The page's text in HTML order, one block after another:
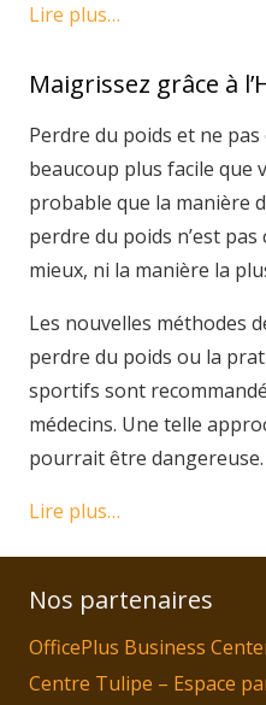
Lire plus…
Maigrissez grâce à
Perdre du poids et ne
beaucoup plus facile que
probable que la manière
perdre du poids n’est
mieux, ni la manière la
Les nouvelles méthodes
perdre du poids ou la
sportifs sont
médecins. Une telle
pourrait être dangereuse.
Lire plus…
Nos partenaires
OfficePlus Business
Centre Tulipe – Espace